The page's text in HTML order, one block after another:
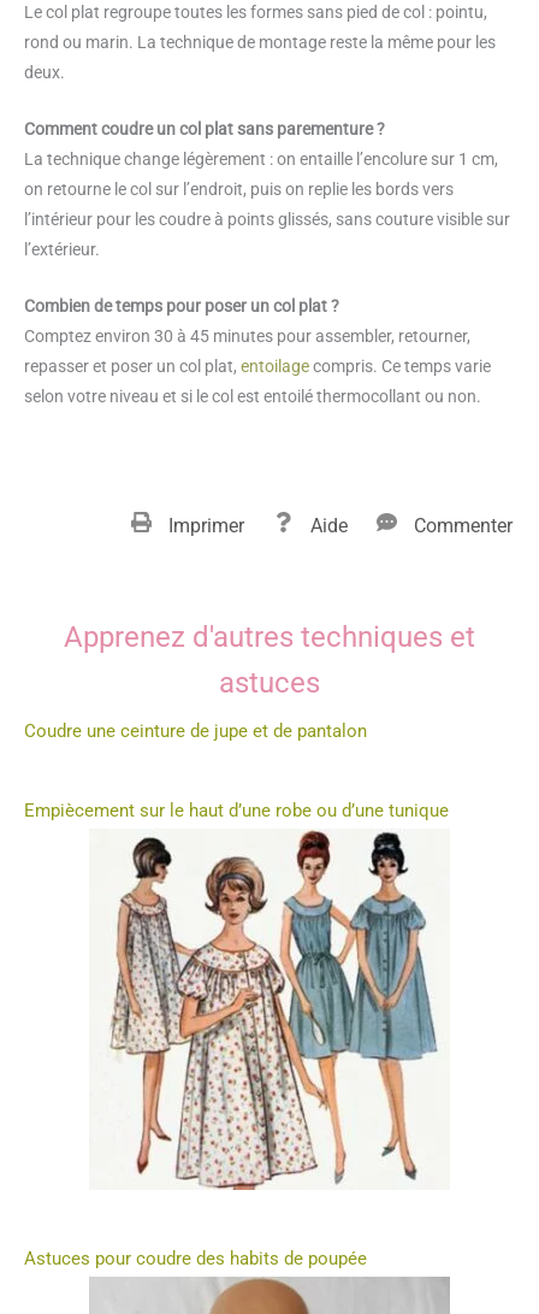
Le col plat regroupe toutes les formes sans pied de col : pointu,
rond ou marin. La technique de montage reste la même pour les
deux.
Comment coudre un col plat sans parementure ?
La technique change légèrement : on entaille l’encolure sur 1 cm,
on retourne le col sur l’endroit, puis on replie les bords vers
l’intérieur pour les coudre à points glissés, sans couture visible sur
l’extérieur.
Combien de temps pour poser un col plat ?
Comptez environ 30 à 45 minutes pour assembler, retourner,
repasser et poser un col plat, entoilagecompris. Ce temps varie
selon votre niveau et si le col est entoilé thermocollant ou non.
Imprimer Aide Commenter
Apprenez d'autres techniques et
astuces
Coudre une ceinture de jupe et de pantalon
Empiècement sur le haut d’une robe ou d’une tunique
Astuces pour coudre des habits de poupée